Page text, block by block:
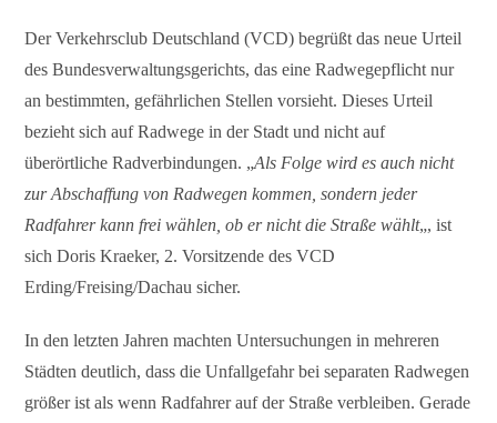
Der Verkehrsclub Deutschland (VCD) begrüßt das neue Urteil
des Bundesverwaltungsgerichts, das eine Radwegepflicht nur
an bestimmten, gefährlichen Stellen vorsieht. Dieses Urteil
bezieht sich auf Radwege in der Stadt und nicht auf
überörtliche Radverbindungen. „Als Folge wird es auch nicht
zur Abschaffung von Radwegen kommen, sondern jeder
Radfahrer kann frei wählen, ob er nicht die Straße wählt„, ist
sich Doris Kraeker, 2. Vorsitzende des VCD
Erding/Freising/Dachau sicher.
In den letzten Jahren machten Untersuchungen in mehreren
Städten deutlich, dass die Unfallgefahr bei separaten Radwegen
größer ist als wenn Radfahrer auf der Straße verbleiben. Gerade